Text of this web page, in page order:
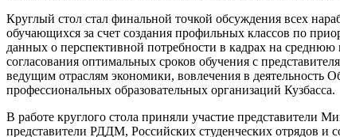
Круглый стол стал финальной точкой обсуждения всех
обучающихся за счет создания профильных классов по
данных о перспективной потребности в кадрах на
согласования оптимальных сроков обучения с
ведущим отраслям экономики, вовлечения в деятельность
профессиональных образовательных организаций Кузбасса.
В работе круглого стола приняли участие представители
представители РДДМ, Российских студенческих отрядов